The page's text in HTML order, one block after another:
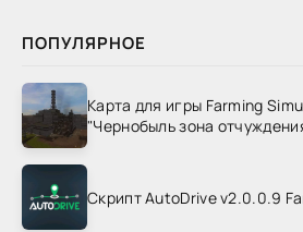
ПОПУЛЯРНОЕ
Карта для игры Farming
"Чернобыль зона
Скрипт AutoDrive v2.0.0.9